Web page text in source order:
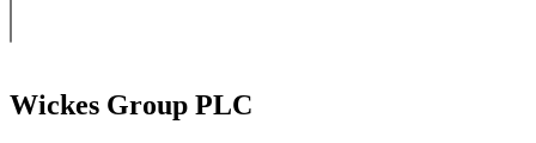
Wickes Group PLC